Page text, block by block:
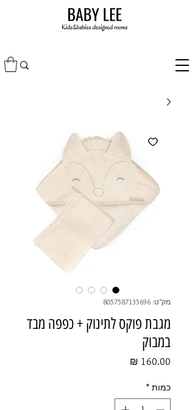
מק"ט: 8057587135696
מגבת פוקס לתינוק + כפפה מבד
במבוק
כמות *